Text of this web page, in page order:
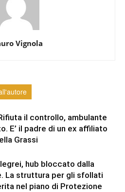
Vignola
il controllo, ambulante
E’ il padre di un ex affiliato
Grassi
hub bloccato dalla
La struttura per gli sfollati
nel piano di Protezione